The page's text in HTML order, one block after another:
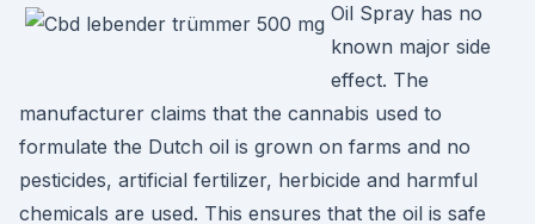
Oil Spray has no
known major side
effect. The
manufacturer claims that the cannabis used to
formulate the Dutch oil is grown on farms and no
pesticides, artificial fertilizer, herbicide and harmful
chemicals are used. This ensures that the oil is safe